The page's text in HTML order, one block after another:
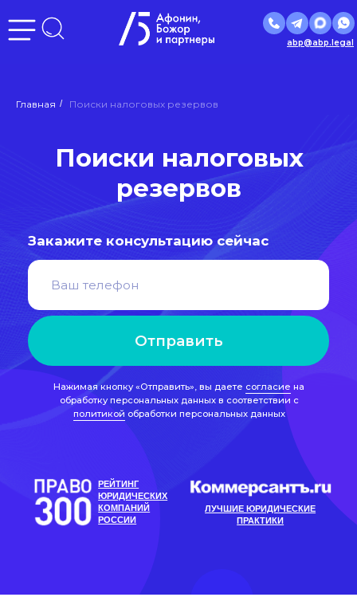
abp@abp.legal
Главная / Поиски налоговых резервов
Поиски налоговых
Отправить
обработку персональных данных в соответствии с